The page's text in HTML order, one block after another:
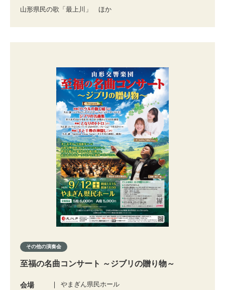
山形県民の歌「最上川」 ほか
その他の演奏会
至福の名曲コンサート ～ジブリの贈り物～
会場 やまぎん県民ホール